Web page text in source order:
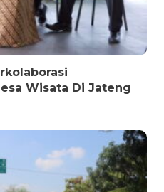
Wisata Di Jateng